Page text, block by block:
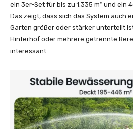
ein 3er-Set für bis zu 1.335 m² und ein
Das zeigt, dass sich das System auch
Garten größer oder stärker unterteilt
Hinterhof oder mehrere getrennte
interessant.